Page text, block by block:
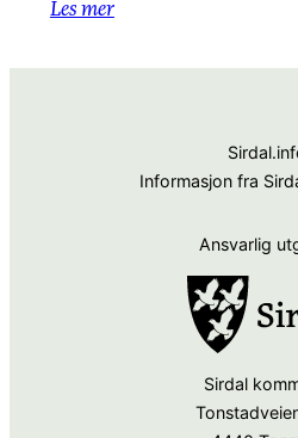
Les mer
Informasjon fra
Ansvarlig
Sirdal